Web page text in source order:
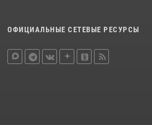
ОФИЦИАЛЬНЫЕ СЕТЕВЫЕ РЕСУРСЫ